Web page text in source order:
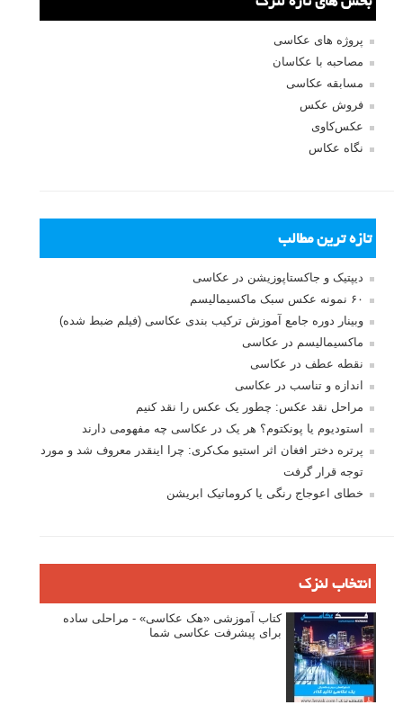
پروژه های عکاسی
مصاحبه با عکاسان
مسابقه عکاسی
فروش عکس
عکس‌کاوی
نگاه عکاس
تازه ترین مطالب
دیپتیک و جاکستا‌پوزیشن در عکاسی
۶۰ نمونه عکس سبک ماکسیمالیسم
وبینار دوره جامع آموزش ترکیب بندی عکاسی (فیلم ضبط شده)
ماکسیمالیسم در عکاسی
نقطه عطف در عکاسی
اندازه و تناسب در عکاسی
مراحل نقد عکس: چطور یک عکس را نقد کنیم
استودیوم یا پونکتوم؟ هر یک در عکاسی چه مفهومی دارند
پرتره دختر افغان اثر استیو مک‌کری: چرا اینقدر معروف شد و مورد
توجه قرار گرفت
خطای اعوجاج رنگی یا کروماتیک ابریشن
انتخاب لنزک
کتاب آموزشی «هک عکاسی» - مراحلی ساده
برای پیشرفت عکاسی شما